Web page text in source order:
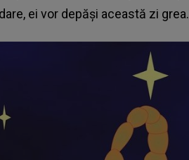
ei vor depăși această zi grea.